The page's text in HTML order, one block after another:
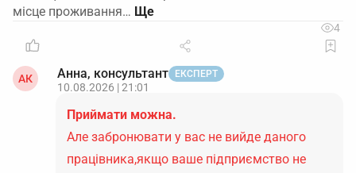
місце проживання…
4
АК Анна, консультант ЕКСПЕРТ
10.08.2026 | 21:01
Приймати можна.
Але забронювати у вас не вийде даного
працівника,якщо ваше підприємство не